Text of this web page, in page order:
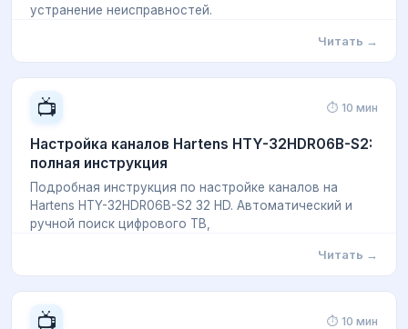
устранение неисправностей.
Читать →
📺 ⏱ 10 мин
Настройка каналов Hartens HTY-32HDR06B-S2:
полная инструкция
Подробная инструкция по настройке каналов на
Hartens HTY-32HDR06B-S2 32 HD. Автоматический и
ручной поиск цифрового ТВ,
Читать →
📺 ⏱ 10 мин